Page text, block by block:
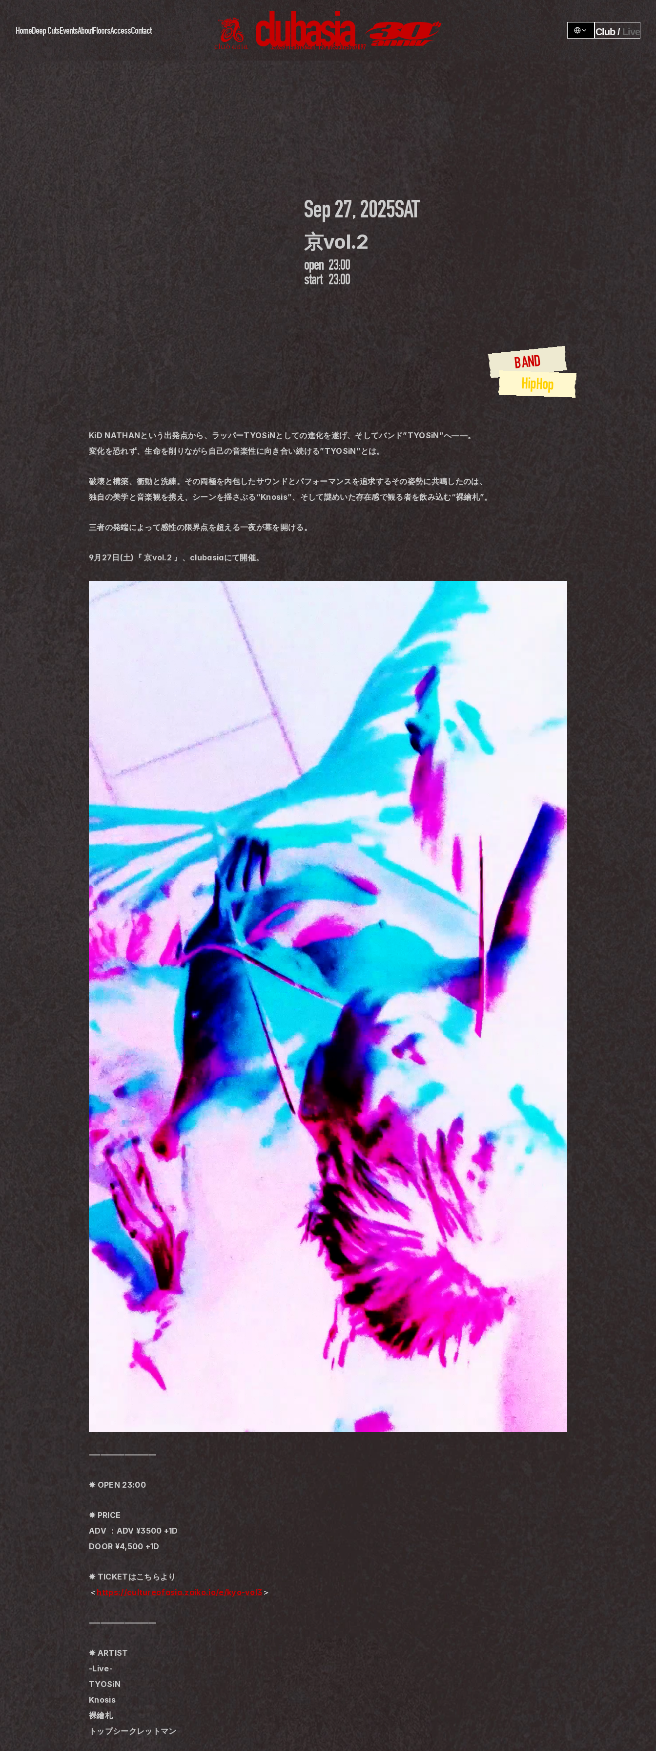
HomeDeep CutsEventsAboutFloorsAccessContact Club / Live
Sep 27, 2025SAT
京vol.2
open 23:00
start 23:00
BAND
HipHop
KiD NATHANという出発点から、ラッパーTYOSiNとしての進化を遂げ、そしてバンド”TYOSiN”へ——。
変化を恐れず、生命を削りながら自己の音楽性に向き合い続ける”TYOSiN”とは。
破壊と構築、衝動と洗練。その両極を内包したサウンドとパフォーマンスを追求するその姿勢に共鳴したのは、
独自の美学と音楽観を携え、シーンを揺さぶる“Knosis”、 そして謎めいた存在感で観る者を飲み込む“裸繪札”。
三者の発端によって感性の限界点を超える一夜が幕を開ける。
9月27日(土)『 京vol.2 』、clubasiaにて開催。
-————————
✸ OPEN 23:00
✸ PRICE
ADV ：ADV ¥3500 +1D
DOOR ¥4,500 +1D
✸ TICKETはこちらより
＜ https://cultureofasia.zaiko.io/e/kyo-vol3 ＞
-————————
✸ ARTIST
-Live-
TYOSiN
Knosis
裸繪札
トップシークレットマン